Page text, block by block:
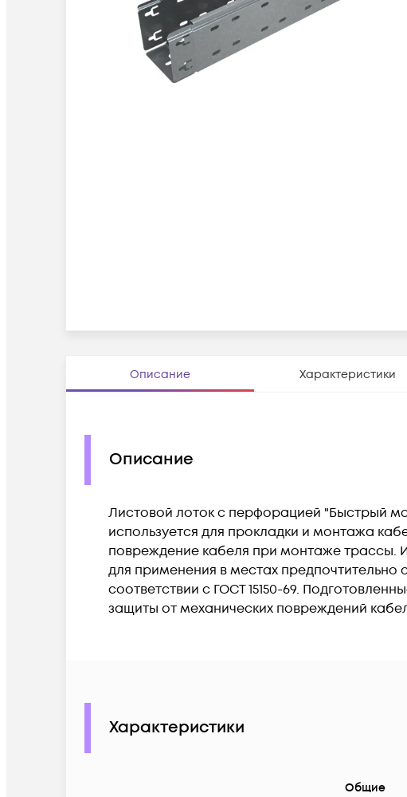
Описание Характеристики
Описание
Листовой лоток с перфорацией "Быстрый
используется для прокладки и монтажа
повреждение кабеля при монтаже трассы.
для применения в местах
соответствии с ГОСТ 15150-69.
защиты от механических повреждений
Характеристики
Общие